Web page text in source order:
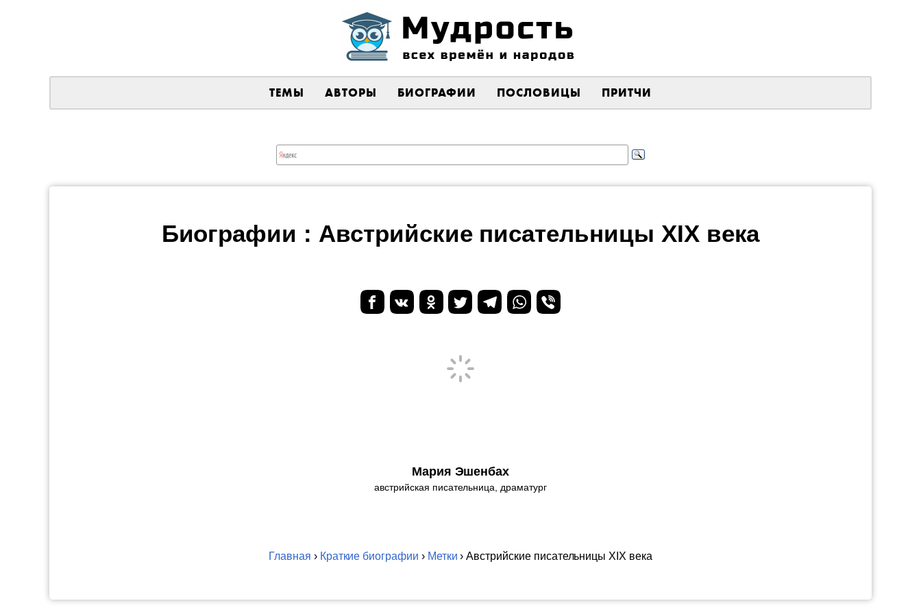
ТЕМЫ АВТОРЫ БИОГРАФИИ ПОСЛОВИЦЫ ПРИТЧИ
Биографии : Австрийские писательницы XIX века
Мария Эшенбах
австрийская писательница, драматург
Главная › Краткие биографии › Метки › Австрийские писательницы XIX века